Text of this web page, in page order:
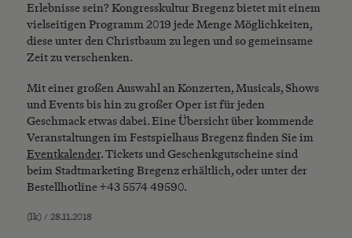
Erlebnisse sein? Kongresskultur Bregenz bietet mit einem
vielseitigen Programm 2019 jede Menge Möglichkeiten,
diese unter den Christbaum zu legen und so gemeinsame
Zeit zu verschenken.
Mit einer großen Auswahl an Konzerten, Musicals, Shows
und Events bis hin zu großer Oper ist für jeden
Geschmack etwas dabei. Eine Übersicht über kommende
Veranstaltungen im Festspielhaus Bregenz finden Sie im
Eventkalender. Tickets und Geschenkgutscheine sind
beim Stadtmarketing Bregenz erhältlich, oder unter der
Bestellhotline +43 5574 49590.
(lk) / 28.11.2018